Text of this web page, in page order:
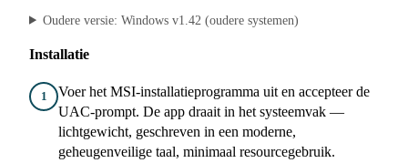
Oudere versie: Windows v1.42 (oudere systemen)
Installatie
1
Voer het MSI-installatieprogramma uit en accepteer de
UAC-prompt. De app draait in het systeemvak —
lichtgewicht, geschreven in een moderne,
geheugenveilige taal, minimaal resourcegebruik.